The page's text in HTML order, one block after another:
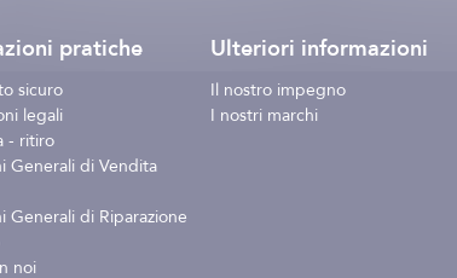
pratiche
sicuro
legali
- ritiro
Generali di Vendita
Generali di Riparazione
noi
Ulteriori informazioni
Il nostro impegno
I nostri marchi